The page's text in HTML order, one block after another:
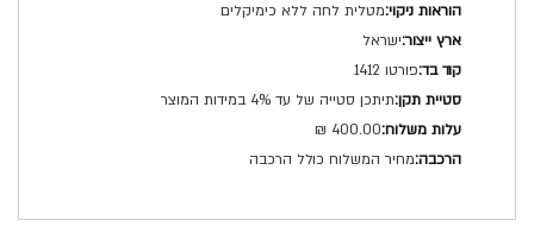
מטלית לחה ללא כימיקלים
ישראל
פורטו 1412
תיתכן סטייה של עד 4% במידות המוצר
400.00 ₪
מחיר המשלוח כולל הרכבה